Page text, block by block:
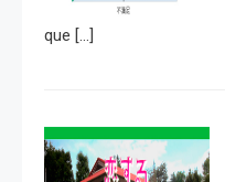
que […]